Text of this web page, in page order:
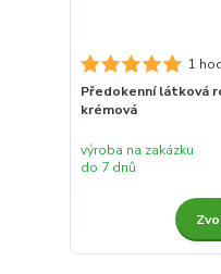
1
Předokenní látková
krémová
výroba na zakázku
do 7 dnů